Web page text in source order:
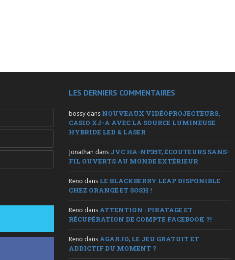
LES DERNIERS COMMENTAIRES
bossy dans NOUVEAUX VIDÉOPROJECTEURS,
CASIO XJ-A AVEC LA SOURCE LUMINEUSE
HYBRIDE LED & LASER
Jonathan dans JVC HA-NP35T, ÉCOUTEURS SANS-
FIL OUVERTS AU MONDE EXTÉRIEUR
Reno dans LE BLACKBERRY LEAP DISPONIBLE
CHEZ ORANGE ET SOSH !
Reno dans ATTENTION : PIRATAGE ET
RÉCUPÉRATION DE COMPTE FACEBOOK ?!
Reno dans AGAR.IO, LE JEU GRATUIT ET
ADDICTIF DU MOMENT ?